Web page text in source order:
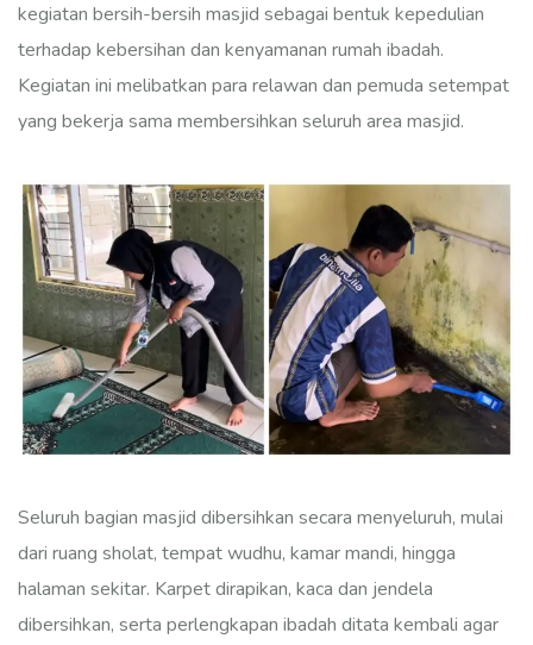
kegiatan bersih-bersih masjid sebagai bentuk kepedulian
terhadap kebersihan dan kenyamanan rumah ibadah.
Kegiatan ini melibatkan para relawan dan pemuda setempat
yang bekerja sama membersihkan seluruh area masjid.
Seluruh bagian masjid dibersihkan secara menyeluruh, mulai
dari ruang sholat, tempat wudhu, kamar mandi, hingga
halaman sekitar. Karpet dirapikan, kaca dan jendela
dibersihkan, serta perlengkapan ibadah ditata kembali agar